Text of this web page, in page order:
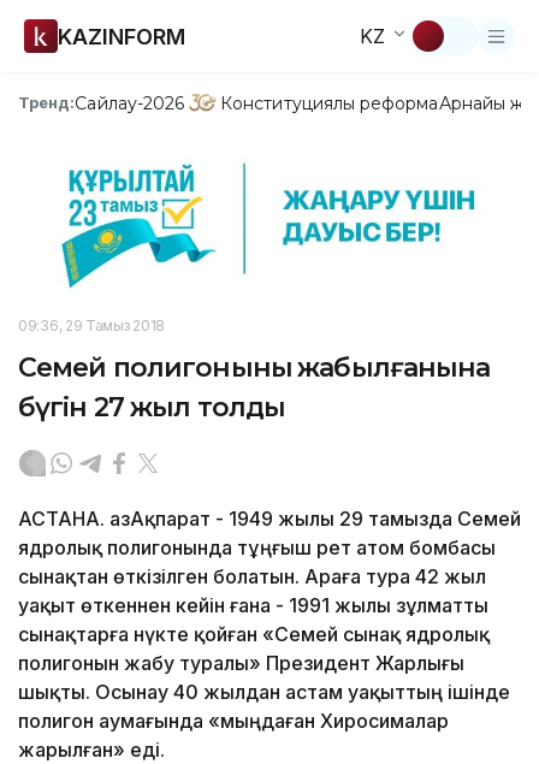
KAZINFORM KZ
Тренд:Сайлау-2026 Конституциялық реформаАрнайы
09:36, 29 Тамыз 2018
Семей полигонының жабылғанына
бүгін 27 жыл толды
АСТАНА. ҚазАқпарат - 1949 жылы 29 тамызда Семей
ядролық полигонында тұңғыш рет атом бомбасы
сынақтан өткізілген болатын. Араға тура 42 жыл
уақыт өткеннен кейін ғана - 1991 жылы зұлматты
сынақтарға нүкте қойған «Семей сынақ ядролық
полигонын жабу туралы» Президент Жарлығы
шықты. Осынау 40 жылдан астам уақыттың ішінде
полигон аумағында «мыңдаған Хиросималар
жарылған» еді.